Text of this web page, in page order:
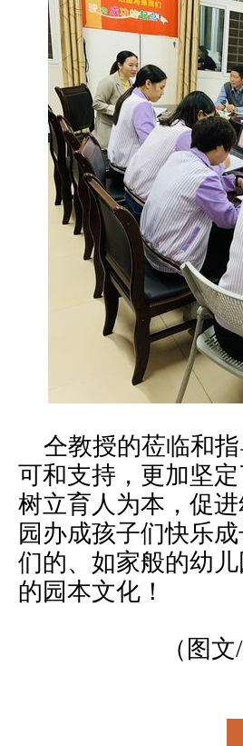
仝教授的莅临和指
可和支持，更加坚
树立育人为本，促
园办成孩子们快乐
们的、如家般的幼
的园本文化！
（图